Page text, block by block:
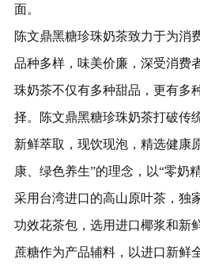
面。
陈文鼎黑糖珍珠奶茶致力于为消
品种多样，味美价廉，深受消费
珠奶茶不仅有多种甜品，更有多
择。陈文鼎黑糖珍珠奶茶打破传
新鲜萃取，现饮现泡，精选健康
康、绿色养生”的理念，以“零奶
采用台湾进口的高山原叶茶，独
功效花茶包，选用进口椰浆和新
蔗糖作为产品辅料，以进口新鲜